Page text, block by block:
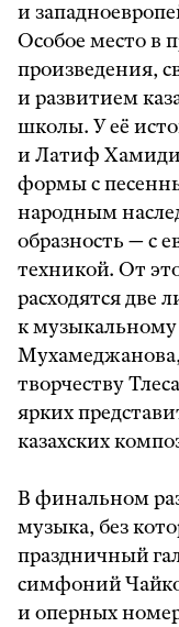
и
Особое место в
произведения,
и развитием
школы. У её
и Латиф
формы с
народным
образность — с
техникой. От
расходятся две
к
творчеству
ярких
казахских
В финальном
музыка, без
праздничный
симфоний
и оперных